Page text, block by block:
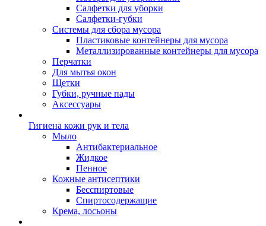
Салфетки для уборки
Салфетки-губки
Системы для сбора мусора
Пластиковые контейнеры для мусора
Металлизированные контейнеры для мусора
Перчатки
Для мытья окон
Щетки
Губки, ручные пады
Аксессуары
Гигиена кожи рук и тела
Мыло
Антибактериальное
Жидкое
Пенное
Кожные антисептики
Бесспиртовые
Cпиртосодержащие
Крема, лосьоны